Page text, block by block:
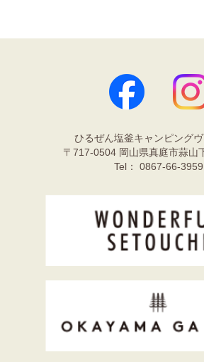
ひるぜん塩釜キャンピング
〒717-0504 岡山県真庭市蒜山
Tel： 0867-66-3959